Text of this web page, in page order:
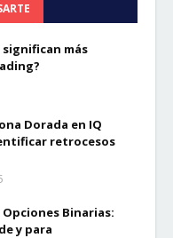
significan más
Dorada en IQ
retrocesos
Binarias:
y para